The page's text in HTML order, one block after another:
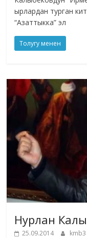
ырлардан турган
“Азаттыкка” эл
Толугу менен
Нурлан
25.09.2014 kmb3